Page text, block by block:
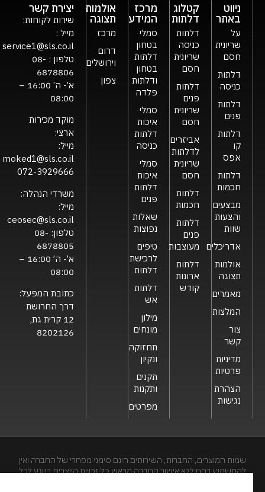
ניווט
באתר
על
שריונית
חסם
דלתות
כניסה
דלתות
פנים
דלתות
קו
אפס
דלתות
חכמות
מבצעים
והצעות
שוות
אדריכלים
אולמות
תצוגה
מאמרים
המלצות
צור
קשר
מדיניות
פרטיות
הצהרת
נגישות
קטלוג
דלתות
דלתות
כניסה
שריונית
חסם
דלתות
פנים
שריונית
חסם
אביזרים
לדלתות
שריונית
חסם
דלתות
חכמות
דלתות
פנים
מעוצבות
דלתות
ארונות
קודש
מרכז
המידע
סמלי
בטחון
דלתות
בטחון
ודלתות
פלדה
סמלי
איכות
דלתות
כניסה
סמלי
איכות
דלתות
פנים
שאלות
נפוצות
טיפים
לרכישת
דלתות
דלתות
אש
מילון
מונחים
תחזוקה
ונקיון
תקנים
ותקנות
מפרטים
אולמות
תצוגה
מרכז
דרום
וירושלים
צפון
יצירת קשר
שירות לקוחות:
מייל :
service1@sls.co.il
טלפון : 08-
6878806
א’- ה’ 16:00 –
08:00
מוקד מכירות
ארצי:
מייל:
moked1@sls.co.il
072-3929666
משרדי הנהלה:
מייל:
ceosec@sls.co.il
טלפון: 08-
6878805
א’- ה’ 16:00 –
08:00
כתובת המפעל:
דרך החרושת
12 קרית גת,
8202126
שמות המוצרים, החברות, השירותים הינם סימני מסחרי של החברה ואין
להתשמש בהם ללא אישור החברה מראש.כל זכויות היוצרים בנוגע לכל